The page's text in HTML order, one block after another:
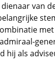
van
hij als